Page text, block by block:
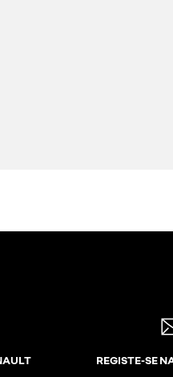
REGISTE-SE